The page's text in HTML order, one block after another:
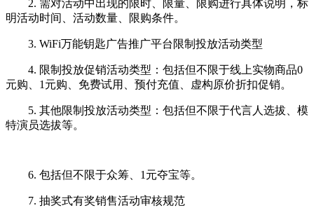
2. 需对活动中出现的限时、限量、限购进行具体说明，标
明活动时间、活动数量、限购条件。
3. WiFi万能钥匙广告推广平台限制投放活动类型
4. 限制投放促销活动类型：包括但不限于线上实物商品0
元购、1元购、免费试用、预付充值、虚构原价折扣促销。
5. 其他限制投放活动类型：包括但不限于代言人选拔、模
特演员选拔等。
6. 包括但不限于众筹、1元夺宝等。
7. 抽奖式有奖销售活动审核规范